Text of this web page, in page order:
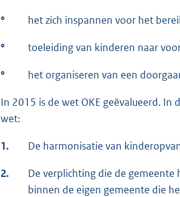
° het zich inspannen voor het
° toeleiding van kinderen naar
° het organiseren van een
In 2015 is de wet OKE geëvalueerd.
wet:
1. De harmonisatie van
2.
De verplichting die de
binnen de eigen gemeente die